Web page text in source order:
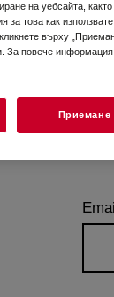
на уебсайта,
това как
върху
За повече
Приемане